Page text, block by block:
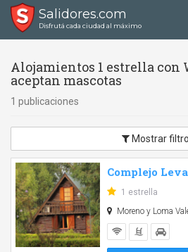
Salidores.com
Disfrutá cada ciudad al máximo
Alojamientos 1 estrella con
aceptan mascotas
1 publicaciones
Mostrar
Complejo
1 estrella
Moreno y Loma